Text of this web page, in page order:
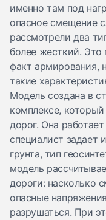
именно там под
опасное смещение
рассмотрели два
более жесткий. Это
факт армирования,
такие
Модель создана в
комплексе,
дорог. Она
специалист
грунта, тип
модель
дороги: насколько
опасные
разрушаться. При